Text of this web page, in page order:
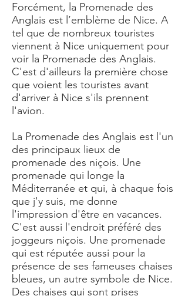
Forcément, la Promenade des
Anglais est l’emblème de Nice. A
tel que de nombreux touristes
viennent à Nice uniquement pour
voir la Promenade des Anglais.
C'est d'ailleurs la première chose
que voient les touristes avant
d'arriver à Nice s'ils prennent
l'avion.
La Promenade des Anglais est l'un
des principaux lieux de
promenade des niçois. Une
promenade qui longe la
Méditerranée et qui, à chaque fois
que j'y suis, me donne
l'impression d'être en vacances.
C'est aussi l'endroit préféré des
joggeurs niçois. Une promenade
qui est réputée aussi pour la
présence de ses fameuses chaises
bleues, un autre symbole de Nice.
Des chaises qui sont prises